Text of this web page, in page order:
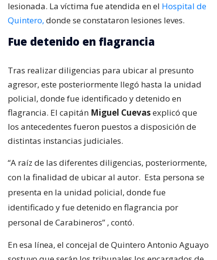
lesionada. La víctima fue atendida en el Hospital de
Quintero, donde se constataron lesiones leves.
Fue detenido en flagrancia
Tras realizar diligencias para ubicar al presunto
agresor, este posteriormente llegó hasta la unidad
policial, donde fue identificado y detenido en
flagrancia. El capitán Miguel Cuevasexplicó que
los antecedentes fueron puestos a disposición de
distintas instancias judiciales.
“A raíz de las diferentes diligencias, posteriormente,
con la finalidad de ubicar al autor. Esta persona se
presenta en la unidad policial, donde fue
identificado y fue detenido en flagrancia por
personal de Carabineros” , contó.
En esa línea, el concejal de Quintero Antonio Aguayo